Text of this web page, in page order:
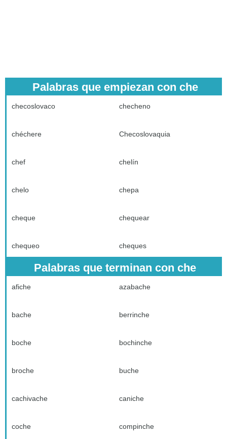
Palabras que empiezan con che
checoslovaco checheno
chéchere Checoslovaquia
chef chelín
chelo chepa
cheque chequear
chequeo cheques
Palabras que terminan con che
afiche azabache
bache berrinche
boche bochinche
broche buche
cachivache caniche
coche compinche